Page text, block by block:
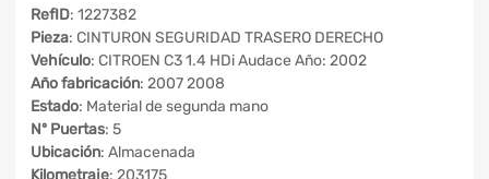
RefID: 1227382
Pieza: CINTURON SEGURIDAD TRASERO DERECHO
Vehículo: CITROEN C3 1.4 HDi Audace Año: 2002
Año fabricación: 2007 2008
Estado: Material de segunda mano
Nº Puertas: 5
Ubicación: Almacenada